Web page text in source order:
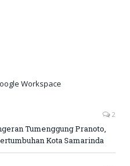
Workspace
2
Tumenggung Pranoto,
Kota Samarinda